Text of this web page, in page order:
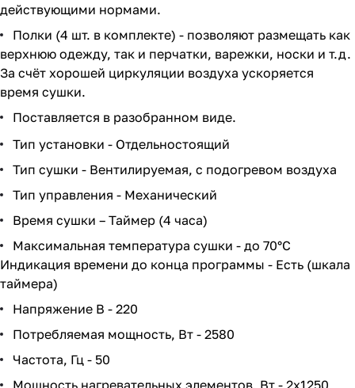
действующими нормами.
Полки (4 шт. в комплекте) - позволяют размещать как
верхнюю одежду, так и перчатки, варежки, носки и т.д.
За счёт хорошей циркуляции воздуха ускоряется
время сушки.
Поставляется в разобранном виде.
Тип установки - Отдельностоящий
Тип сушки - Вентилируемая, с подогревом воздуха
Тип управления - Механический
Время сушки – Таймер (4 часа)
Максимальная температура сушки - до 70°С
Индикация времени до конца программы - Есть (шкала
таймера)
Напряжение В - 220
Потребляемая мощность, Вт - 2580
Частота, Гц - 50
Мощность нагревательных элементов, Вт - 2х1250